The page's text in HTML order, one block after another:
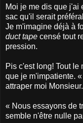
Moi je me dis que j'ai
sac qu'il serait
Je m'imagine déjà à
duct tape censé tout
pression.
Pis c'est long! Tout
que je m'impatiente.
attraper moi
« Nous essayons de
semble n'être nulle